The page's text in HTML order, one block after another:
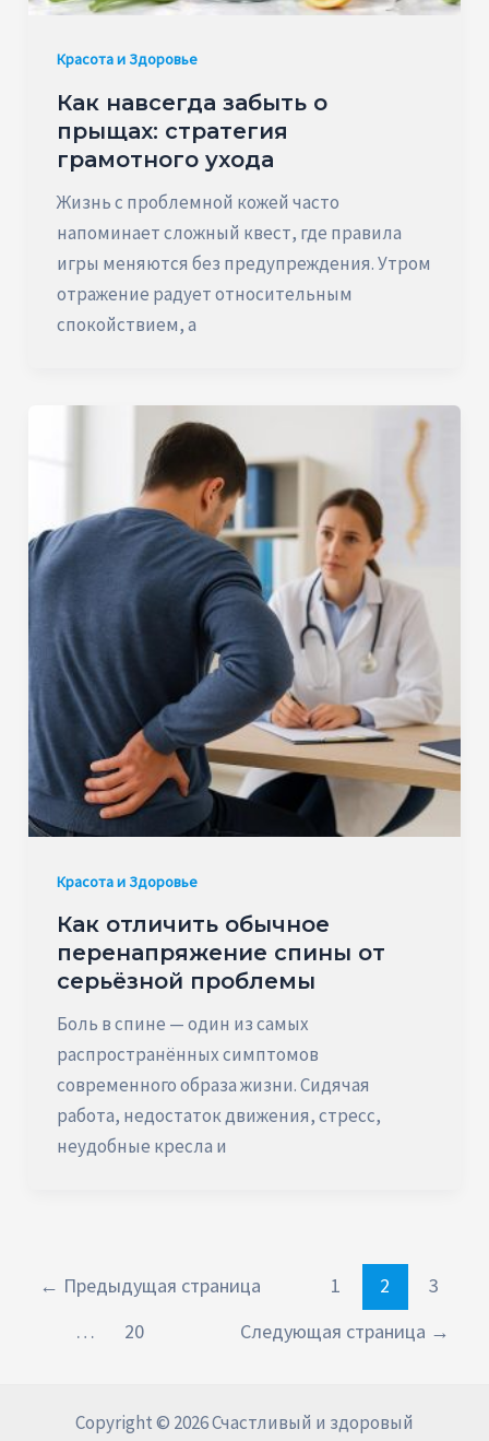
Красота и Здоровье
Как навсегда забыть о
прыщах: стратегия
грамотного ухода
Жизнь с проблемной кожей часто
напоминает сложный квест, где правила
игры меняются без предупреждения. Утром
отражение радует относительным
спокойствием, а
Красота и Здоровье
Как отличить обычное
перенапряжение спины от
серьёзной проблемы
Боль в спине — один из самых
распространённых симптомов
современного образа жизни. Сидячая
работа, недостаток движения, стресс,
неудобные кресла и
Постраничная
← Предыдущая страница 1 2
3
…
20 Следующая страница →
Copyright © 2026 Счастливый и здоровый